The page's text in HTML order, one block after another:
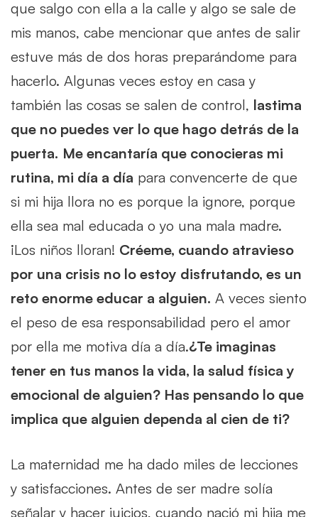
que salgo con ella a la calle y algo se sale de
mis manos, cabe mencionar que antes de salir
estuve más de dos horas preparándome para
hacerlo. Algunas veces estoy en casa y
también las cosas se salen de control, lastima
que no puedes ver lo que hago detrás de la
puerta. Me encantaría que conocieras mi
rutina, mi día a día para convencerte de que
si mi hija llora no es porque la ignore, porque
ella sea mal educada o yo una mala madre.
¡Los niños lloran! Créeme, cuando atravieso
por una crisis no lo estoy disfrutando, es un
reto enorme educar a alguien. A veces siento
el peso de esa responsabilidad pero el amor
por ella me motiva día a día.¿Te imaginas
tener en tus manos la vida, la salud física y
emocional de alguien? Has pensando lo que
implica que alguien dependa al cien de ti?
La maternidad me ha dado miles de lecciones
y satisfacciones. Antes de ser madre solía
señalar y hacer juicios, cuando nació mi hija me